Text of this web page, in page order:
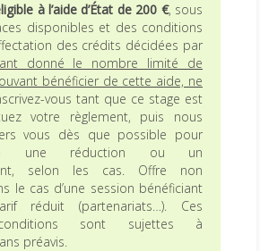
à l’aide d’État de 200 €, sous
disponibles et des conditions
des crédits décidées par
donné le nombre limité de
bénéficier de cette aide, ne
vous tant que ce stage est
votre règlement, puis nous
vous dès que possible pour
une réduction ou un
selon les cas. Offre non
le cas d’une session bénéficiant
réduit (partenariats…). Ces
sont sujettes à
préavis.